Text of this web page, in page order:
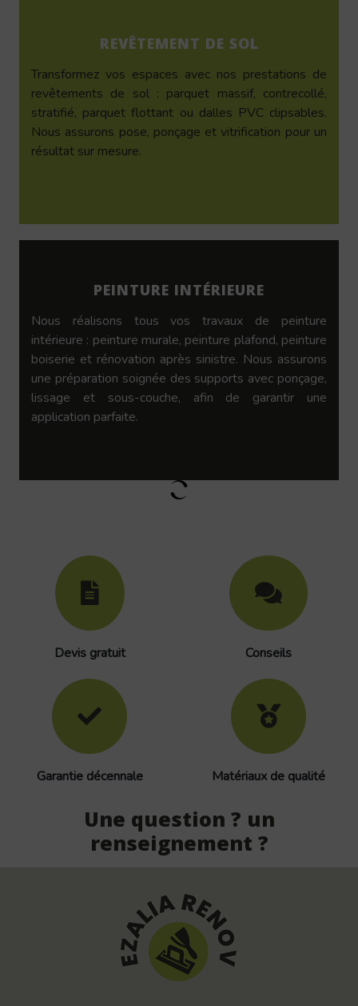
REVÊTEMENT DE SOL
Transformez vos espaces avec nos prestations de
revêtements de sol : parquet massif, contrecollé,
stratifié, parquet flottant ou dalles PVC clipsables.
Nous assurons pose, ponçage et vitrification pour un
résultat sur mesure.
PEINTURE INTÉRIEURE
Nous réalisons tous vos travaux de peinture
intérieure : peinture murale, peinture plafond, peinture
boiserie et rénovation après sinistre. Nous assurons
une préparation soignée des supports avec ponçage,
lissage et sous-couche, afin de garantir une
application parfaite.
Devis gratuit Conseils
Garantie décennale Matériaux de qualité
Une question ? un
renseignement ?